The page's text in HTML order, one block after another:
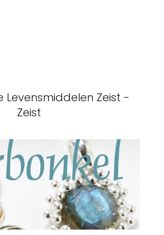
Levensmiddelen Zeist -
Zeist